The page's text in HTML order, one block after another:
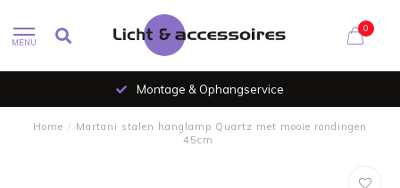
MENU
0
Montage & Ophangservice
Home / Martani stalen hanglamp Quartz met mooie rondingen
45cm